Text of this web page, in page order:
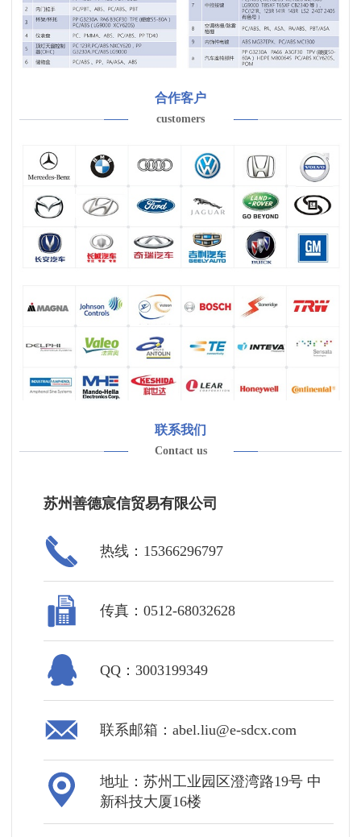
合作客户
customers
联系我们
Contact us
苏州善德宸信贸易有限公司
热线：15366296797
传真：0512-68032628
QQ：3003199349
联系邮箱：abel.liu@e-sdcx.com
地址：苏州工业园区澄湾路19号 中
新科技大厦16楼